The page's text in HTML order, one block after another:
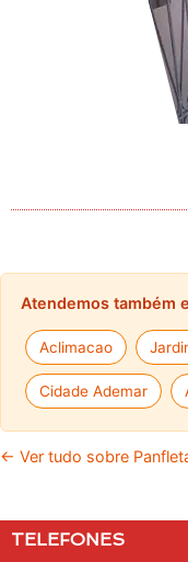
Atendemos também
Aclimacao
Cidade Ademar
← Ver tudo sobre
TELEFONES